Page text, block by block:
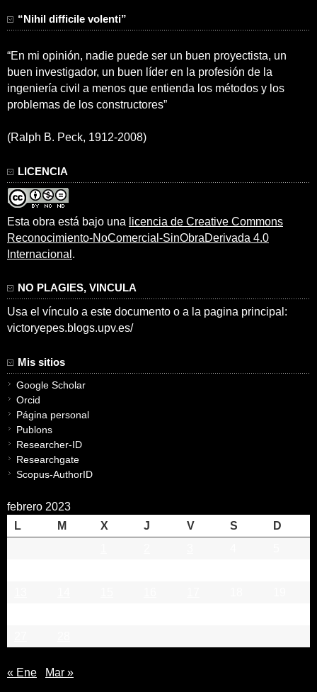
“Nihil difficile volenti”
“En mi opinión, nadie puede ser un buen proyectista, un
buen investigador, un buen líder en la profesión de la
ingeniería civil a menos que entienda los métodos y los
problemas de los constructores”
(Ralph B. Peck, 1912-2008)
LICENCIA
Esta obra está bajo una licencia de Creative Commons
Reconocimiento-NoComercial-SinObraDerivada 4.0
Internacional .
NO PLAGIES, VINCULA
Usa el vínculo a este documento o a la pagina principal:
victoryepes.blogs.upv.es/
Mis sitios
Google Scholar
Orcid
Página personal
Publons
Researcher-ID
Researchgate
Scopus-AuthorID
febrero 2023
L
M X J V S
D
« Ene Mar »